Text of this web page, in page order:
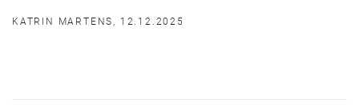
KATRIN MARTENS, 12.12.2025